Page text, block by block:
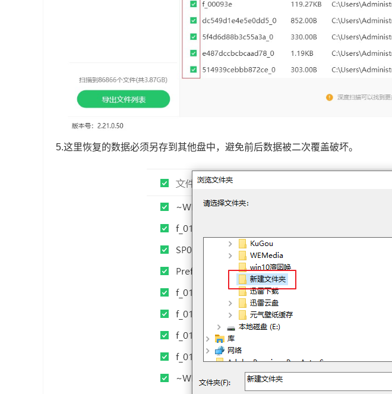
5.这里恢复的数据必须另存到其他盘中，避免前后数据被二次覆盖破坏。